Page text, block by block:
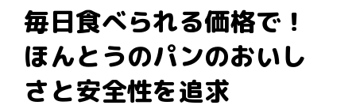
毎日食べられる価格で！
ほんとうのパンのおいし
さと安全性を追求